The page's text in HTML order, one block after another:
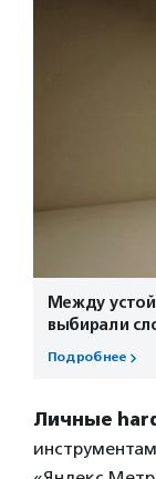
Между
выбирали
Подробнее
Личные